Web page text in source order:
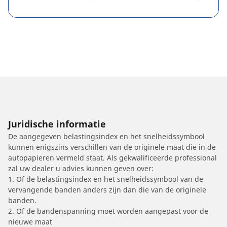
Juridische informatie
De aangegeven belastingsindex en het snelheidssymbool
kunnen enigszins verschillen van de originele maat die in de
autopapieren vermeld staat. Als gekwalificeerde professional
zal uw dealer u advies kunnen geven over:
1. Of de belastingsindex en het snelheidssymbool van de
vervangende banden anders zijn dan die van de originele
banden.
2. Of de bandenspanning moet worden aangepast voor de
nieuwe maat